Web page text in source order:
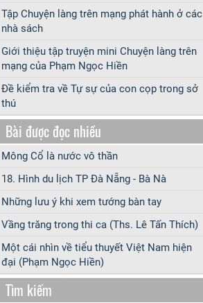
Tập Chuyện làng trên mạng phát hành ở các
nhà sách
Giới thiệu tập truyện mini Chuyện làng trên
mạng của Phạm Ngọc Hiền
Đề kiểm tra về Tự sự của con cọp trong sở
thú
Bài được đọc nhiều
Mông Cổ là nước vô thần
18. Hình du lịch TP Đà Nẵng - Bà Nà
Những lưu ý khi xem tướng bàn tay
Vầng trăng trong thi ca (Ths. Lê Tấn Thích)
Một cái nhìn về tiểu thuyết Việt Nam hiện
đại (Phạm Ngọc Hiền)
Tìm kiếm